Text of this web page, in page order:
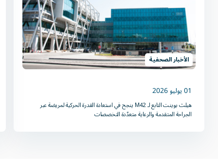
الأخبار الصحفية
01 يوليو 2026
هيلث بوينت التابع لـ M42 ينجح في استعادة القدرة الحركية لمريضة عبر
الجراحة المتقدمة والرعاية متعدّدة التخصصات